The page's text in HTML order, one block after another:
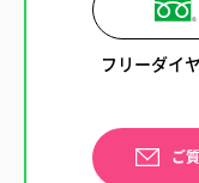
フリーダイ
ご